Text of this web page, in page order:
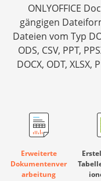
ONLYOFFICE
gängigen
Dateien vom Typ
ODS, CSV, PPT,
DOCX, ODT,
Erweiterte
Dokumentenver
arbeitung